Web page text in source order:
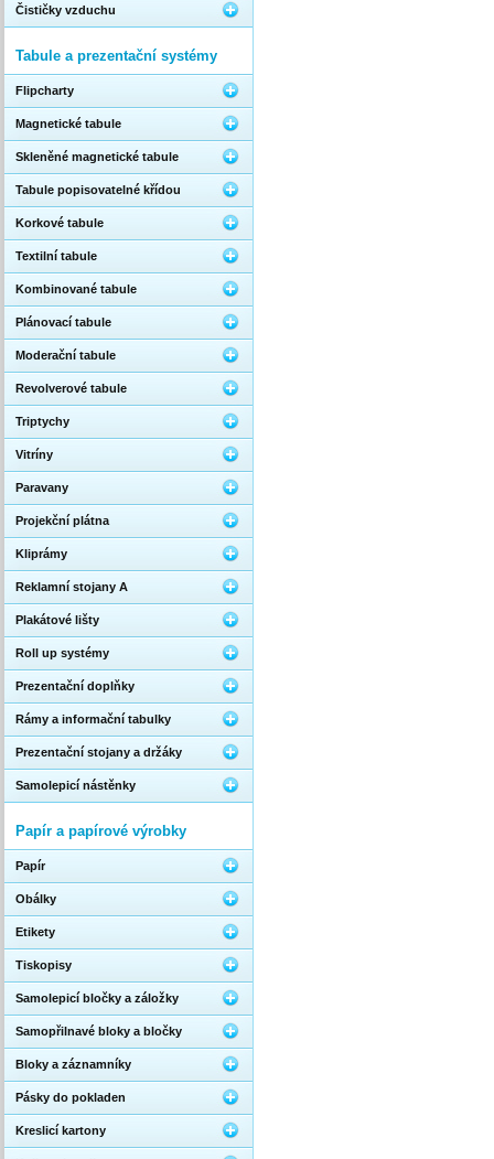
Čističky vzduchu
Tabule a prezentační systémy
Flipcharty
Magnetické tabule
Skleněné magnetické tabule
Tabule popisovatelné křídou
Korkové tabule
Textilní tabule
Kombinované tabule
Plánovací tabule
Moderační tabule
Revolverové tabule
Triptychy
Vitríny
Paravany
Projekční plátna
Kliprámy
Reklamní stojany A
Plakátové lišty
Roll up systémy
Prezentační doplňky
Rámy a informační tabulky
Prezentační stojany a držáky
Samolepicí nástěnky
Papír a papírové výrobky
Papír
Obálky
Etikety
Tiskopisy
Samolepicí bločky a záložky
Samopřilnavé bloky a bločky
Bloky a záznamníky
Pásky do pokladen
Kreslicí kartony